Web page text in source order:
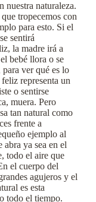
nuestra naturaleza.
tropecemos con
para esto. Si el
sentirá
la madre irá a
bebé llora o se
ver qué es lo
representa un
o sentirse
muera. Pero
tan natural como
frente a
ejemplo al
abra ya sea en el
todo el aire que
el cuerpo del
agujeros y el
es esta
todo el tiempo.